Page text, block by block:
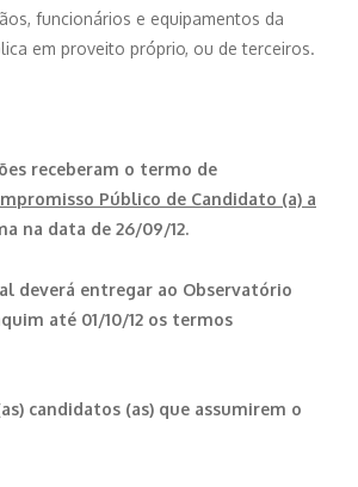
funcionários e equipamentos da
em proveito próprio, ou de terceiros.
receberam o termo de
Público de Candidato (a) a
na data de 26/09/12.
deverá entregar ao Observatório
até 01/10/12 os termos
candidatos (as) que assumirem o